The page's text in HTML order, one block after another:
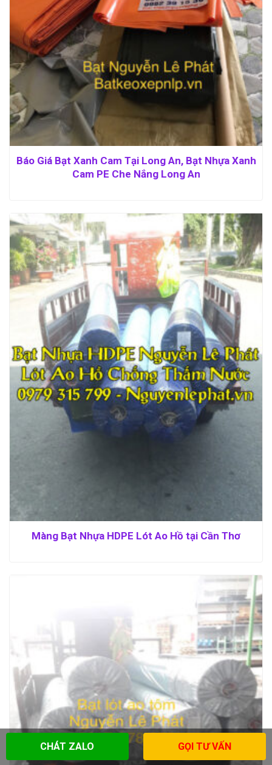
Báo Giá Bạt Xanh Cam Tại Long An, Bạt Nhựa Xanh
Cam PE Che Nắng Long An
Màng Bạt Nhựa HDPE Lót Ao Hồ tại Cần Thơ
CHÁT ZALO GỌI TƯ VẤN